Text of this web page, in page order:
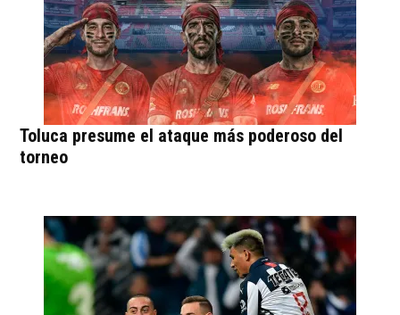
Toluca presume el ataque más poderoso del
torneo